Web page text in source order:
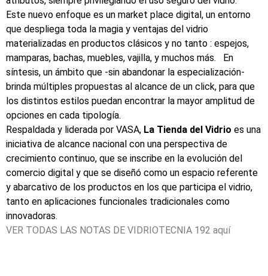
Este nuevo enfoque es un market place digital, un entorno
que despliega toda la magia y ventajas del vidrio
materializadas en productos clásicos y no tanto : espejos,
mamparas, bachas, muebles, vajilla, y muchos más. En
síntesis, un ámbito que -sin abandonar la especialización-
brinda múltiples propuestas al alcance de un click, para que
los distintos estilos puedan encontrar la mayor amplitud de
opciones en cada tipología.
Respaldada y liderada por VASA, La Tienda del Vidrio es una
iniciativa de alcance nacional con una perspectiva de
crecimiento continuo, que se inscribe en la evolución del
comercio digital y que se diseñó como un espacio referente
y abarcativo de los productos en los que participa el vidrio,
tanto en aplicaciones funcionales tradicionales como
innovadoras.
VER TODAS LAS NOTAS DE VIDRIOTECNIA 192 aquí